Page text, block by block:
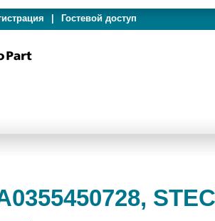
Гостевой доступ